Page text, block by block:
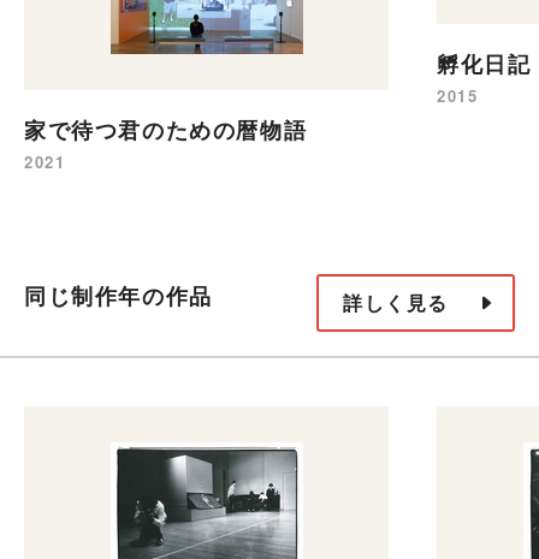
家で待つ君のための暦物語
2021
孵化日
2015
同じ制作年の作品 詳しく見る